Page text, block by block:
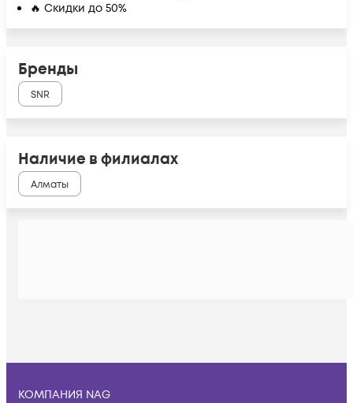
🔥 Скидки до 50%
Бренды
SNR
Наличие в филиалах
Алматы
КОМПАНИЯ NAG